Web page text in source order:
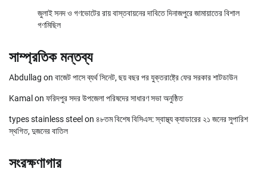
জুলাই সনদ ও গণভোটের রায় বাস্তবায়নের দাবিতে দিনাজপুরে জামায়াতের বিশাল
গণমিছিল
সাম্প্রতিক মন্তব্য
Abdullag on বাজেট পাসে ব্যর্থ সিনেট, ছয় বছর পর যুক্তরাষ্ট্রে ফের সরকার শাটডাউন
Kamal on ফরিদপুর সদর উপজেলা পরিষদের সাধারণ সভা অনুষ্ঠিত
types stainless steel on ৪৮তম বিশেষ বিসিএস: স্বাস্থ্য ক্যাডারের ২১ জনের সুপারিশ
স্থগিত, দুজনের বাতিল
সংরক্ষণাগার